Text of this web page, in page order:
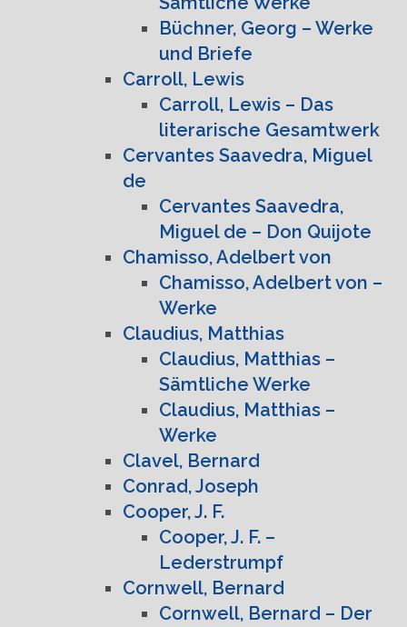
Büchner, Georg – Werke
und Briefe
Carroll, Lewis
Carroll, Lewis – Das
literarische Gesamtwerk
Cervantes Saavedra, Miguel
de
Cervantes Saavedra,
Miguel de – Don Quijote
Chamisso, Adelbert von
Chamisso, Adelbert von –
Werke
Claudius, Matthias
Claudius, Matthias –
Sämtliche Werke
Claudius, Matthias –
Werke
Clavel, Bernard
Conrad, Joseph
Cooper, J. F.
Cooper, J. F. –
Lederstrumpf
Cornwell, Bernard
Cornwell, Bernard – Der